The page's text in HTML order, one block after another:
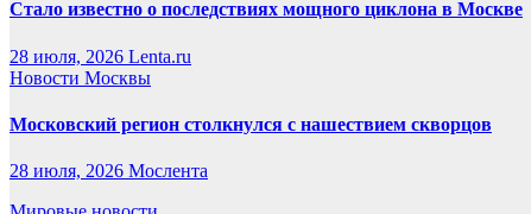
Стало известно о последствиях мощного циклона в Москве
28 июля, 2026 Lenta.ru
Новости Москвы
Московский регион столкнулся с нашествием скворцов
28 июля, 2026 Мослента